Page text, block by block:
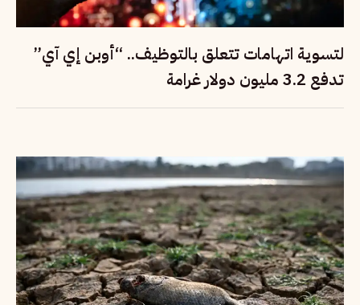
لتسوية اتهامات تتعلق بالتوظيف.. “أوبن إي آي”
تدفع 3.2 مليون دولار غرامة